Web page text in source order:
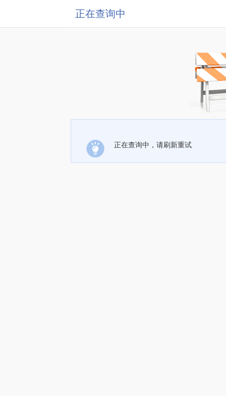
正在查询中
正在查询中，请刷新重试